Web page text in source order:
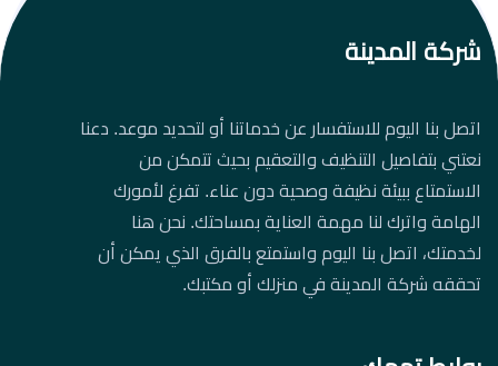
شركة المدينة
اتصل بنا اليوم للاستفسار عن خدماتنا أو لتحديد موعد. دعنا
نعتني بتفاصيل التنظيف والتعقيم بحيث تتمكن من
الاستمتاع ببيئة نظيفة وصحية دون عناء. تفرغ لأمورك
الهامة واترك لنا مهمة العناية بمساحتك. نحن هنا
لخدمتك، اتصل بنا اليوم واستمتع بالفرق الذي يمكن أن
تحققه شركة المدينة في منزلك أو مكتبك.